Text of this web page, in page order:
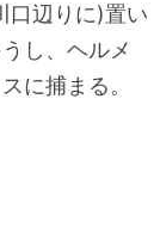
口辺りに)置い
し、ヘルメ
に捕まる。